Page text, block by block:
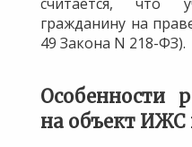
гражданину на
49 Закона N 218-ФЗ).
Особенности
на объект ИЖС